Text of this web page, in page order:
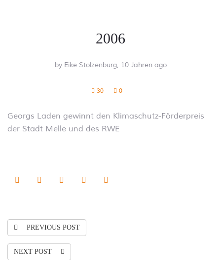
2006
by Eike Stolzenburg, 10 Jahren ago
30 0
Georgs Laden gewinnt den Klimaschutz-Förderpreis
der Stadt Melle und des RWE
PREVIOUS POST
NEXT POST